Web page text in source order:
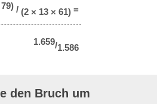
/ (2 × 13 × 61)=
1.659/1.586
den Bruch um